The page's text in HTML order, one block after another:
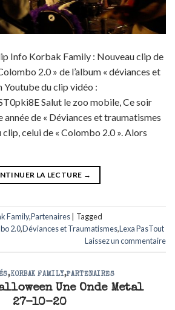
Info Korbak Family : Nouveau clip de
2.0 » de l’album « déviances et
Youtube du clip vidéo :
Salut le zoo mobile, Ce soir
de « Déviances et traumatismes
celui de « Colombo 2.0 ». Alors
LA LECTURE →
Family,Partenaires
Tagged
2.0,Déviances et Traumatismes,Lexa PasTout
Laissez un commentaire
,KORBAK FAMILY,PARTENAIRES
Une Onde Metal
27-10-20